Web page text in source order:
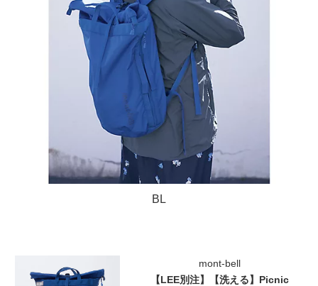
BL
mont-bell
【LEE別注】【洗える】Picnic